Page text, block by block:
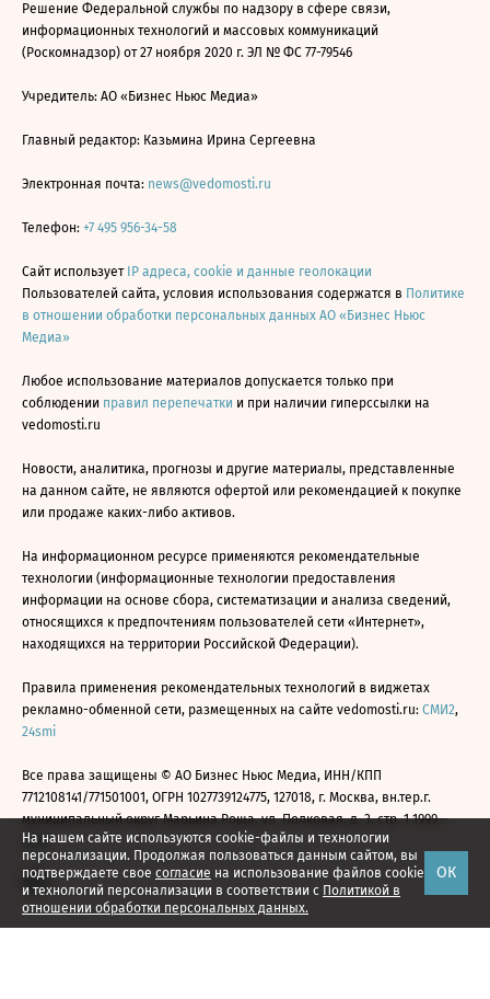
На нашем сайте используются cookie-файлы и технологии
персонализации. Продолжая пользоваться данным сайтом, вы
подтверждаете свое согласие на использование файлов cookie
и технологий персонализации в соответствии с Политикой в
отношении обработки персональных данных.
ОК
Решение Федеральной службы по надзору в сфере связи,
информационных технологий и массовых коммуникаций
(Роскомнадзор) от 27 ноября 2020 г. ЭЛ № ФС 77-79546
Учредитель: АО «Бизнес Ньюс Медиа»
Главный редактор: Казьмина Ирина Сергеевна
Электронная почта: news@vedomosti.ru
Телефон: +7 495 956-34-58
Сайт использует IP адреса, cookie и данные геолокации
Пользователей сайта, условия использования содержатся в Политике
в отношении обработки персональных данных АО «Бизнес Ньюс
Медиа»
Любое использование материалов допускается только при
соблюдении правил перепечатки и при наличии гиперссылки на
vedomosti.ru
Новости, аналитика, прогнозы и другие материалы, представленные
на данном сайте, не являются офертой или рекомендацией к покупке
или продаже каких-либо активов.
На информационном ресурсе применяются рекомендательные
технологии (информационные технологии предоставления
информации на основе сбора, систематизации и анализа сведений,
относящихся к предпочтениям пользователей сети «Интернет»,
находящихся на территории Российской Федерации).
Правила применения рекомендательных технологий в виджетах
рекламно-обменной сети, размещенных на сайте vedomosti.ru: СМИ2,
24smi
Все права защищены © АО Бизнес Ньюс Медиа, ИНН/КПП
7712108141/771501001, ОГРН 1027739124775, 127018, г. Москва, вн.тер.г.
муниципальный округ Марьина Роща, ул. Полковая, д. 3, стр. 1 1999—
2026